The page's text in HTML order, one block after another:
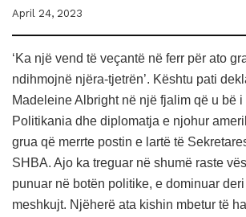
April 24, 2023
‘Ka një vend të veçantë në ferr për ato
ndihmojnë njëra-tjetrën’. Kështu pati
Madeleine Albright në një fjalim që u bë i
Politikania dhe diplomatja e njohur
grua që merrte postin e lartë të
SHBA. Ajo ka treguar në shumë raste
punuar në botën politike, e dominuar
meshkujt. Njëherë ata kishin mbetur të